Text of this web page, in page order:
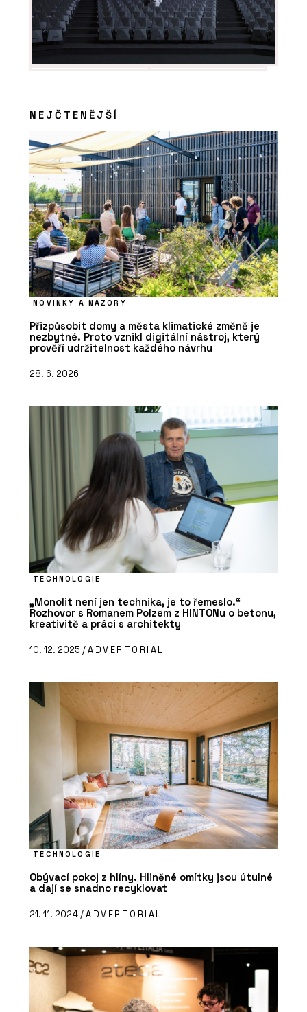
NEJČTENĚJŠÍ
NOVINKY A NÁZORY
Přizpůsobit domy a města klimatické změně je
nezbytné. Proto vznikl digitální nástroj, který
prověří udržitelnost každého návrhu
28. 6. 2026
TECHNOLOGIE
„Monolit není jen technika, je to řemeslo.“
Rozhovor s Romanem Polzem z HINTONu o betonu,
kreativitě a práci s architekty
10. 12. 2025 /ADVERTORIAL
TECHNOLOGIE
Obývací pokoj z hlíny. Hliněné omítky jsou útulné
a dají se snadno recyklovat
21. 11. 2024 /ADVERTORIAL